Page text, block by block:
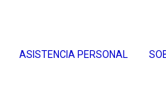
ASISTENCIA PERSONAL